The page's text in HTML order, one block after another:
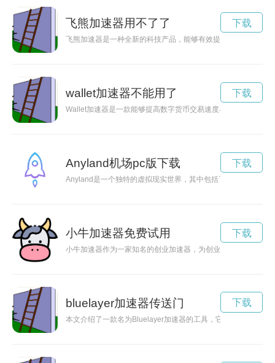
飞熊加速器用不了了
飞熊加速器是一种全新的科技产品，能够有效提升设备的运行
下载
wallet加速器不能用了
Wallet加速器是一款能够提高数字货币交易速度与安全性的新
下载
Anyland机场pc版下载
Anyland是一个独特的虚拟现实世界，其中包括了各种创意玩
下载
小牛加速器免费试用
小牛加速器作为一家知名的创业加速器，为创业者提供全方位
下载
bluelayer加速器传送门
本文介绍了一款名为Bluelayer加速器的工具，它能够帮助用户
下载